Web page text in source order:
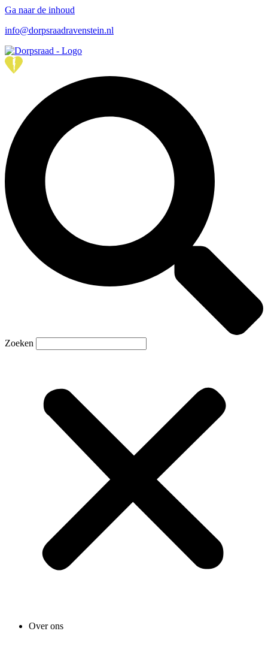
Ga naar de inhoud
info@dorpsraadravenstein.nl
Zoeken
Over ons